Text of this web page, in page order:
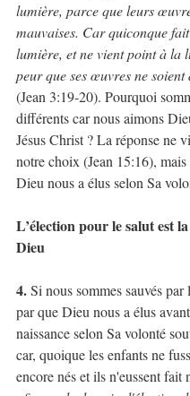
lumière, parce que leurs
mauvaises. Car quiconque
lumière, et ne vient point à la
peur que ses œuvres ne soient
(Jean 3:19-20). Pourquoi
différents car nous aimons
Jésus Christ ? La réponse ne
notre choix (Jean 15:16),
Dieu nous a élus selon Sa
L’élection pour le salut est
Dieu
4. Si nous sommes sauvés par
par que Dieu nous a élus
naissance selon Sa volonté
car, quoique les enfants ne
encore nés et ils n'eussent fait